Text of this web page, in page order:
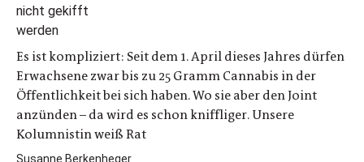
Es ist kompliziert: Seit dem 1. April dieses Jahres dürfen
Erwachsene zwar bis zu 25 Gramm Cannabis in der
Öffentlichkeit bei sich haben. Wo sie aber den Joint
anzünden – da wird es schon kniffliger. Unsere
Kolumnistin weiß Rat
Susanne Berkenheger